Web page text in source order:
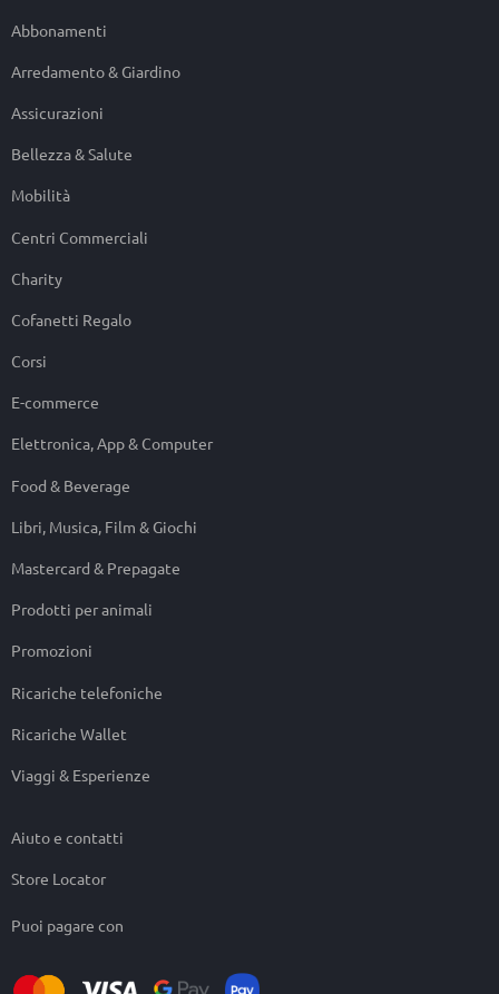
Abbonamenti
Arredamento & Giardino
Assicurazioni
Bellezza & Salute
Mobilità
Centri Commerciali
Charity
Cofanetti Regalo
Corsi
E-commerce
Elettronica, App & Computer
Food & Beverage
Libri, Musica, Film & Giochi
Mastercard & Prepagate
Prodotti per animali
Promozioni
Ricariche telefoniche
Ricariche Wallet
Viaggi & Esperienze
Aiuto e contatti
Store Locator
Puoi pagare con